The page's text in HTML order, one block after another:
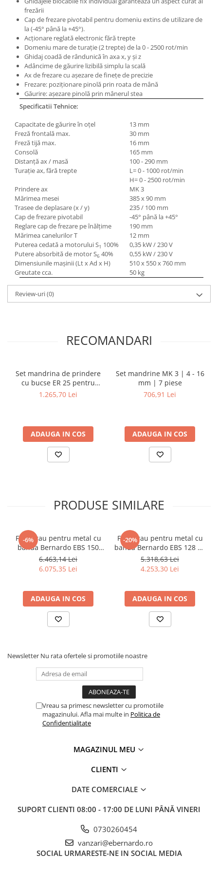
Masini pneumatice de filetat
Masini electrice de filetat
Exhaustor pentru aschii metal
Masini de gaurit cu talpa
magnetica
Instalatii de spalare a pieselor
Accesorii prelucrare metal
Universale de strung si accesorii
pentru strunguri
Falci pentru 3 bacuri PS3/ PO3
Falci pentru 4 bacuri PS4/ PO4
Flanșă
Fălcile pentru 3-bacuri DK11
Fălcile pentru 4-bacuri DK12
Mandrine independente
Mandrină cu 3 fălci din fontă
Mandrină cu 3 fălci din otel
Mandrină cu 4 fălci din fontă
Mandrină cu 4 fălci din otel
Seturi de unelte pentru strungarie
Standuri pentru strunguri
Instrumente de prindere
Dispozitive de prindere pentru
unelte
Papusa mobila / con de centrare
Instrumente de masurare
testare
Dispozitiv de testare
Indicatoare înălțime
Indicator cadran / Baze magnetice
Micrometru de adancime
Palpatoare margine
Placi de granit de suprafață
Set unelte de masurare
Instrumente de decupare
Instrumente de frezat
Tarozi si filiere
Accesorii utilaje
Accesorii masini de gaurit si frezat
Accesorii pentru ferastraie
mecanice cu banda si disc
Accesorii pentru masini de ascutit
Accesorii pentru masini de gaurit
Accesorii pentru masini de taiat
Accesorii polizor umed și uscat
Accesorii masini de slefuit cutite
de gravat
frezării
Cap de frezare pivotabil pentru domeniu extins de utilizare de
la (-45° până la +45°).
Acţionare reglată electronic fără trepte
Domeniu mare de turaţie (2 trepte) de la 0 - 2500 rot/min
Ghidaj coadă de rândunică în axa x, y şi z
Adâncime de găurire lizibilă simplu la scală
Ax de frezare cu aşezare de fineţe de precizie
Frezare: poziţionare pinolă prin roata de mână
Găurire: aşezare pinolă prin mânerul stea
Specificatii Tehnice:
Capacitate de găurire în oţel
13 mm
Freză frontală max.
30 mm
Freză tijă max.
16 mm
Consolă
165 mm
Distanţă ax / masă
100 - 290 mm
Turaţie ax, fără trepte
L= 0 - 1000 rot/min
H= 0 - 2500 rot/min
Prindere ax
MK 3
Mărimea mesei
385 x 90 mm
Trasee de deplasare (x / y)
235 / 100 mm
Cap de frezare pivotabil
-45° până la +45°
Reglare cap de frezare pe înălţime
190 mm
Mărimea canelurilor T
12 mm
Puterea cedată a motorului S1 100%
0,35 kW / 230 V
Putere absorbită de motor S6 40%
0,55 kW / 230 V
Dimensiunile maşinii (Lt x Ad x H)
510 x 550 x 760 mm
Greutate cca.
50 kg
Review-uri(0)
RECOMANDARI
Set mandrina de prindere
cu bucse ER 25 pentru
frezare | MK 3 | 4 - 16 mm
1.265,70 Lei
ADAUGA IN COS
Set mandrine MK 3 | 4 - 16
mm | 7 piese
706,91 Lei
ADAUGA IN COS
PRODUSE SIMILARE
-6%
Ferastrau pentru metal cu
banda Bernardo EBS 150
GC
6.463,14 Lei
6.075,35 Lei
ADAUGA IN COS
-20%
Ferastrau pentru metal cu
banda Bernardo EBS 128 CL
- 230 V
5.318,63 Lei
4.253,30 Lei
ADAUGA IN COS
Newsletter Nu rata ofertele si promotiile noastre
Vreau sa primesc newsletter cu promotiile
magazinului. Afla mai multe in Politica de
Confidentialitate
MAGAZINUL MEU
CLIENTI
DATE COMERCIALE
SUPORT CLIENTI 08:00 - 17:00 DE LUNI PÂNĂ VINERI
0730260454
vanzari@ebernardo.ro
SOCIAL URMARESTE-NE IN SOCIAL MEDIA